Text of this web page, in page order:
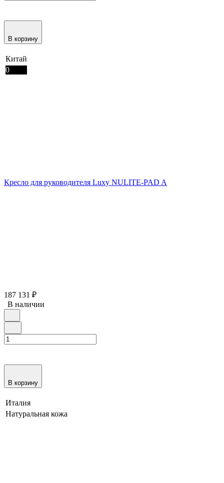
В корзину
Китай
0
Кресло для руководителя Luxy NULITE-PAD A
187 131 ₽
В наличии
В корзину
Италия
Натуральная кожа